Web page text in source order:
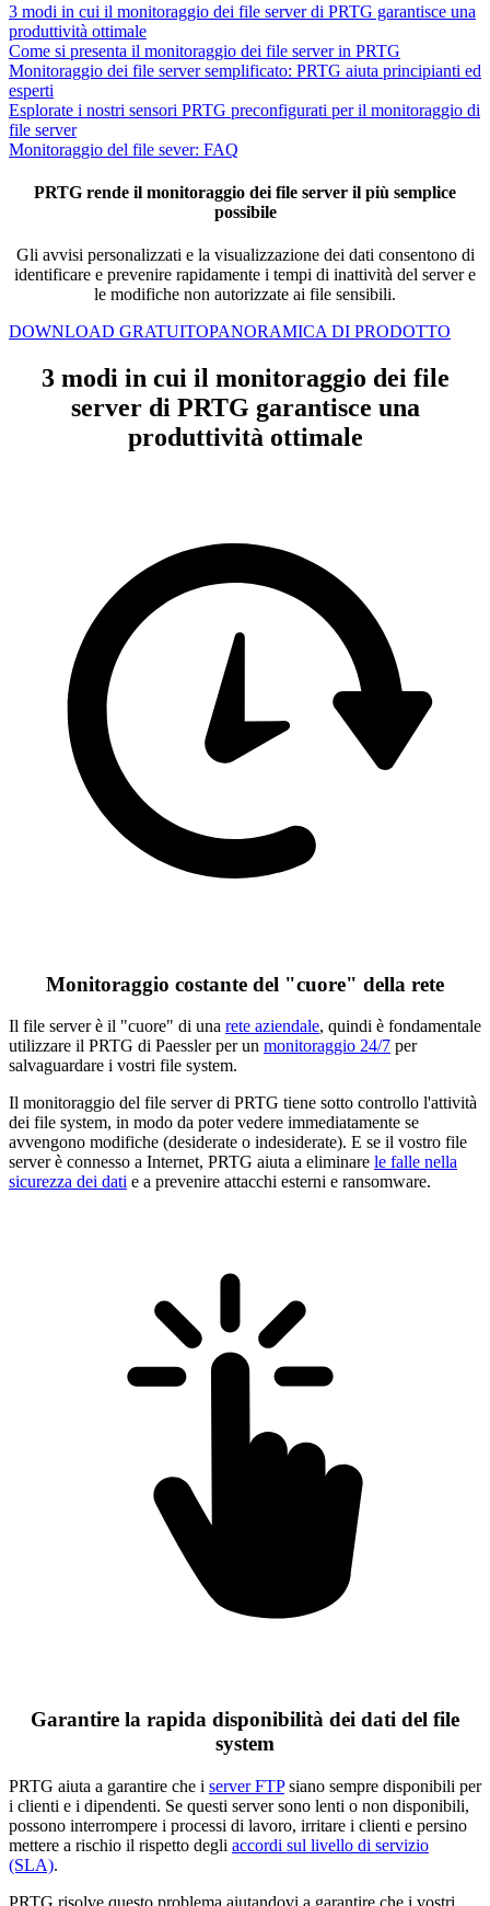
3 modi in cui il monitoraggio dei file server di PRTG garantisce una
produttività ottimale
Come si presenta il monitoraggio dei file server in PRTG
Monitoraggio dei file server semplificato: PRTG aiuta principianti ed
esperti
Esplorate i nostri sensori PRTG preconfigurati per il monitoraggio di
file server
Monitoraggio del file sever: FAQ
PRTG rende il monitoraggio dei file server il più semplice
possibile
Gli avvisi personalizzati e la visualizzazione dei dati consentono di
identificare e prevenire rapidamente i tempi di inattività del server e
le modifiche non autorizzate ai file sensibili.
DOWNLOAD GRATUITOPANORAMICA DI PRODOTTO
3 modi in cui il monitoraggio dei file
server di PRTG garantisce una
produttività ottimale
Monitoraggio costante del "cuore" della rete
Il file server è il "cuore" di una rete aziendale, quindi è fondamentale
utilizzare il PRTG di Paessler per un monitoraggio 24/7 per
salvaguardare i vostri file system.
Il monitoraggio del file server di PRTG tiene sotto controllo l'attività
dei file system, in modo da poter vedere immediatamente se
avvengono modifiche (desiderate o indesiderate). E se il vostro file
server è connesso a Internet, PRTG aiuta a eliminare le falle nella
sicurezza dei dati e a prevenire attacchi esterni e ransomware.
Garantire la rapida disponibilità dei dati del file
system
PRTG aiuta a garantire che i server FTPsiano sempre disponibili per
i clienti e i dipendenti. Se questi server sono lenti o non disponibili,
possono interrompere i processi di lavoro, irritare i clienti e persino
mettere a rischio il rispetto degli accordi sul livello di servizio
(SLA).
PRTG risolve questo problema aiutandovi a garantire che i vostri